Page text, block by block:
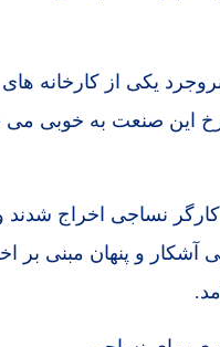
یکی از کارخانه
این صنعت به خوبی می
در سال 87 بود که حدود 400 کارگر
اما دیماه 94 خبرهایی آشکار و